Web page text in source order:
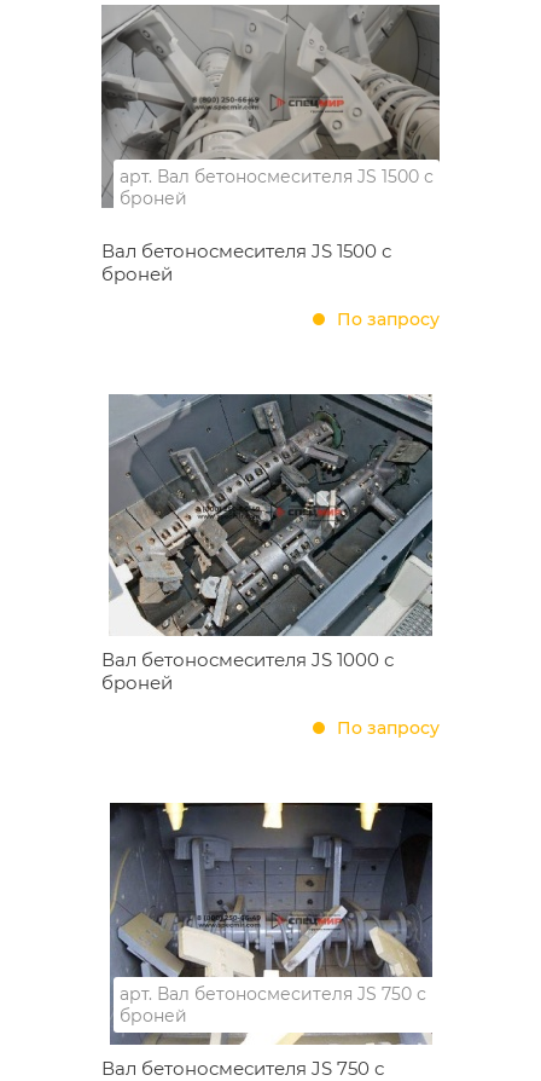
арт. Вал бетоносмесителя JS 1500 с
броней
Вал бетоносмесителя JS 1500 с
броней
По запросу
Вал бетоносмесителя JS 1000 с
броней
По запросу
арт. Вал бетоносмесителя JS 750 с
броней
Вал бетоносмесителя JS 750 с